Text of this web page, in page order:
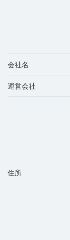
会社名
運営会社
住所